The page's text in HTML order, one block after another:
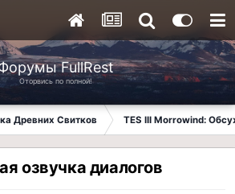
FullRest
Оторвись по полной!
Древних Свитков TES III Morrowind:
озвучка диалогов